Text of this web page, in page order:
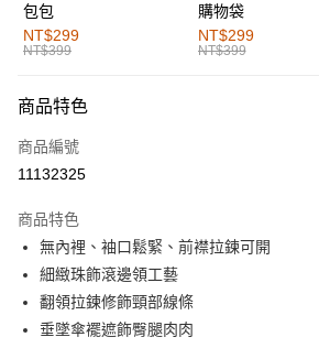
全家取貨付款
每筆NT$60，滿NT$1,000(含以上)免運費
付款後全家取貨
萊爾富取貨付款
付款後萊爾富取貨
每筆NT$60，滿NT$1,000(含以上)免運費
7-11取貨付款
每筆NT$60，滿NT$1,000(含以上)免運費
包包
NT$299
NT$399
購物袋
NT$299
NT$399
商品特色
商品編號
11132325
商品特色
無內裡、袖口鬆緊、前襟拉鍊可開
細緻珠飾滾邊領工藝
翻領拉鍊修飾頸部線條
垂墜傘襬遮飾臀腿肉肉